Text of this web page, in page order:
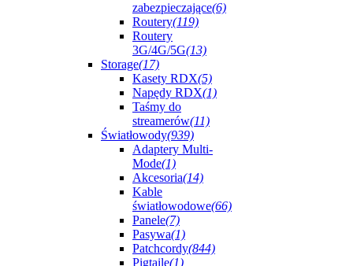
zabezpieczające(6)
Routery(119)
Routery
3G/4G/5G(13)
Storage(17)
Kasety RDX(5)
Napędy RDX(1)
Taśmy do
streamerów(11)
Światłowody(939)
Adaptery Multi-
Mode(1)
Akcesoria(14)
Kable
światłowodowe(66)
Panele(7)
Pasywa(1)
Patchcordy(844)
Pigtaile(1)